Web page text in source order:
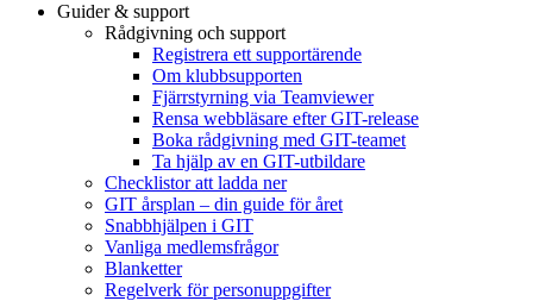
Guider & support
Rådgivning och support
Registrera ett supportärende
Om klubbsupporten
Fjärrstyrning via Teamviewer
Rensa webbläsare efter GIT-release
Boka rådgivning med GIT-teamet
Ta hjälp av en GIT-utbildare
Checklistor att ladda ner
GIT årsplan – din guide för året
Snabbhjälpen i GIT
Vanliga medlemsfrågor
Blanketter
Regelverk för personuppgifter